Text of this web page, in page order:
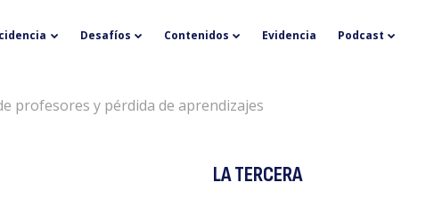
Desafíos Contenidos Evidencia Podcast
profesores y pérdida de aprendizajes
LA TERCERA